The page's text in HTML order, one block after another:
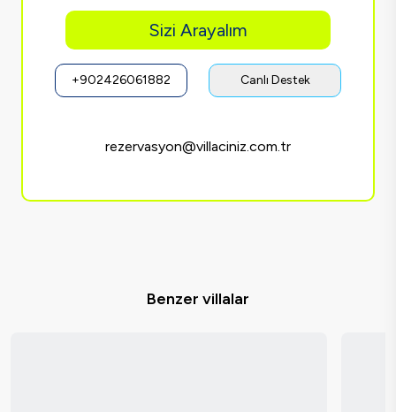
Sizi Arayalım
+902426061882 Canlı Destek
rezervasyon@villaciniz.com.tr
Benzer villalar